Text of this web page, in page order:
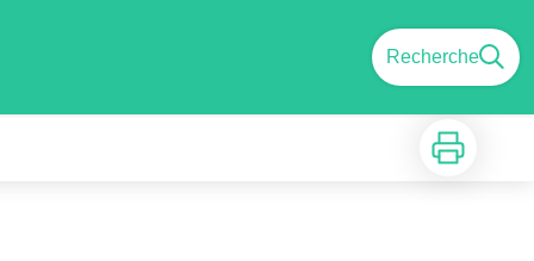
Recherche
Imprimer